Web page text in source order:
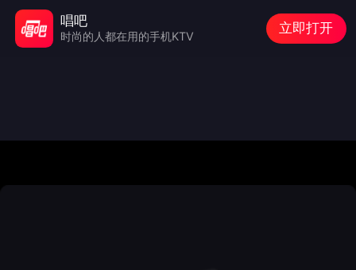
唱吧
时尚的人都在用的手机KTV
立即打开